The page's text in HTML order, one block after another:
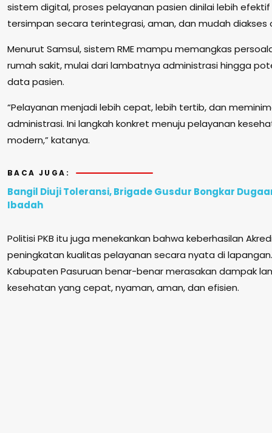
sistem digital, proses pelayanan pasien dinilai lebih
tersimpan secara terintegrasi, aman, dan mudah
Menurut Samsul, sistem RME mampu memangkas
rumah sakit, mulai dari lambatnya administrasi hingga
data pasien.
“Pelayanan menjadi lebih cepat, lebih tertib, dan
administrasi. Ini langkah konkret menuju pelayanan
modern,” katanya.
BACA JUGA:
Bangil Diuji Toleransi, Brigade Gusdur Bongkar
Ibadah
Politisi PKB itu juga menekankan bahwa keberhasilan
peningkatan kualitas pelayanan secara nyata di
Kabupaten Pasuruan benar-benar merasakan dampak
kesehatan yang cepat, nyaman, aman, dan efisien.